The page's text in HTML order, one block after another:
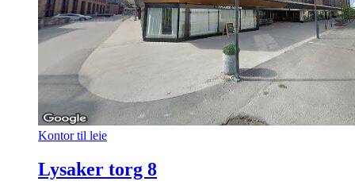
Kontor til leie
Lysaker torg 8